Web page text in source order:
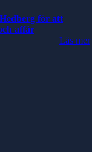
för att
affär
Läs mer